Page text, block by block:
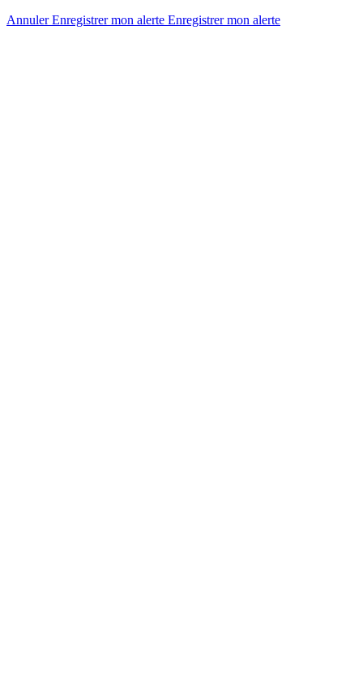
AnnulerEnregistrer mon alerte Enregistrermon alerte